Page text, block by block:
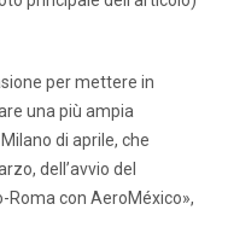
per mettere in
una più ampia
di aprile, che
dell’avvio del
con AeroMéxico»,